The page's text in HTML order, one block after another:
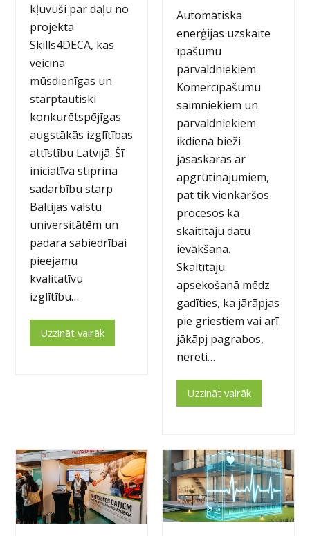
kļuvuši par daļu no
projekta
Skills4DECA, kas
veicina
mūsdienīgas un
starptautiski
konkurētspējīgas
augstākās izglītības
attīstību Latvijā. Šī
iniciatīva stiprina
sadarbību starp
Baltijas valstu
universitātēm un
padara sabiedrībai
pieejamu
kvalitatīvu
izglītību…
Uzzināt vairāk
Automātiska
enerģijas uzskaite
īpašumu
pārvaldniekiem
Komercīpašumu
saimniekiem un
pārvaldniekiem
ikdienā bieži
jāsaskaras ar
apgrūtinājumiem,
pat tik vienkāršos
procesos kā
skaitītāju datu
ievākšana.
Skaitītāju
apsekošanā mēdz
gadīties, ka jārāpjas
pie griestiem vai arī
jākāpj pagrabos,
nereti…
Uzzināt vairāk